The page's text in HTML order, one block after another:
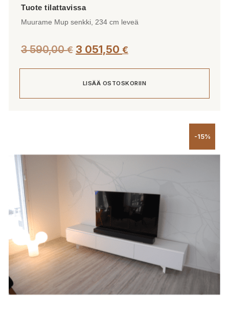
Muurame Mup senkki, 234 cm leveä
3 590,00€ 3 051,50 €
LISÄÄ OSTOSKORIIN
-15%